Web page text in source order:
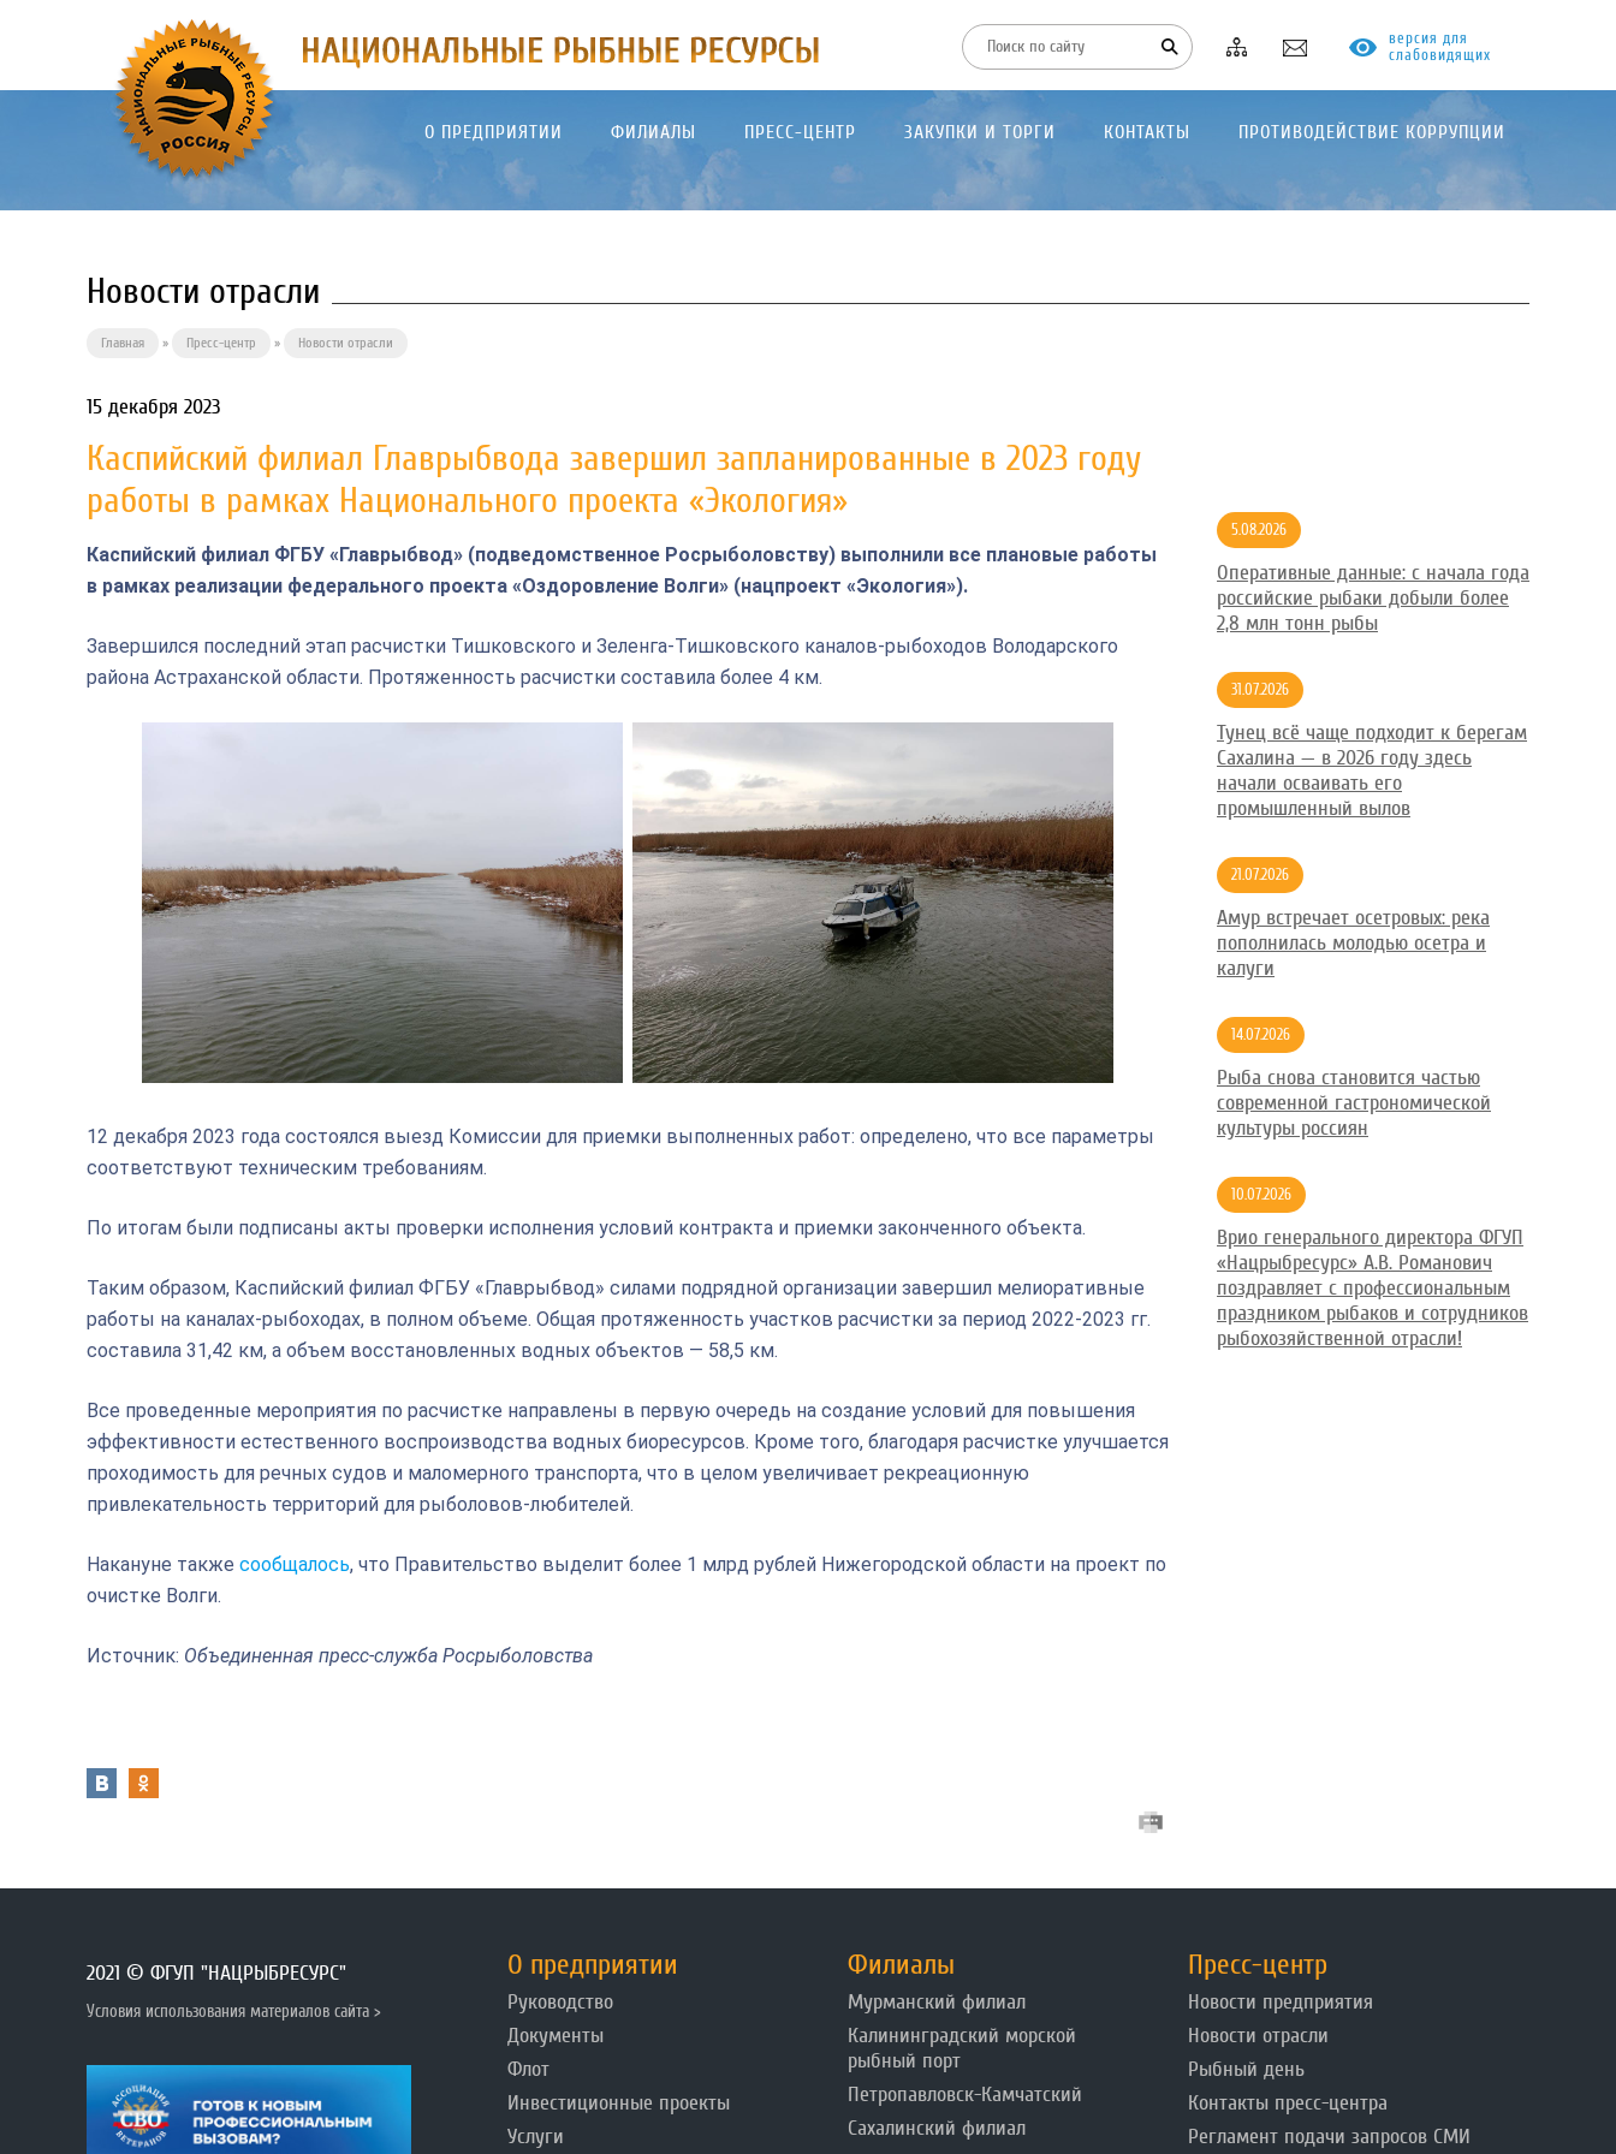
версия для
слабовидящих
О ПРЕДПРИЯТИИ ФИЛИАЛЫ ПРЕСС-ЦЕНТР ЗАКУПКИ И ТОРГИ КОНТАКТЫ ПРОТИВОДЕЙСТВИЕ КОРРУПЦИИ
Новости отрасли
Главная » Пресс-центр » Новости отрасли
15 декабря 2023
Каспийский филиал Главрыбвода завершил запланированные в 2023 году
работы в рамках Национального проекта «Экология»
Каспийский филиал ФГБУ «Главрыбвод» (подведомственное Росрыболовству) выполнили все плановые работы
в рамках реализации федерального проекта «Оздоровление Волги» (нацпроект «Экология»).
Завершился последний этап расчистки Тишковского и Зеленга-Тишковского каналов-рыбоходов Володарского
района Астраханской области. Протяженность расчистки составила более 4 км.
12 декабря 2023 года состоялся выезд Комиссии для приемки выполненных работ: определено, что все параметры
соответствуют техническим требованиям.
По итогам были подписаны акты проверки исполнения условий контракта и приемки законченного объекта.
Таким образом, Каспийский филиал ФГБУ «Главрыбвод» силами подрядной организации завершил мелиоративные
работы на каналах-рыбоходах, в полном объеме. Общая протяженность участков расчистки за период 2022-2023 гг.
составила 31,42 км, а объем восстановленных водных объектов — 58,5 км.
Все проведенные мероприятия по расчистке направлены в первую очередь на создание условий для повышения
эффективности естественного воспроизводства водных биоресурсов. Кроме того, благодаря расчистке улучшается
проходимость для речных судов и маломерного транспорта, что в целом увеличивает рекреационную
привлекательность территорий для рыболовов-любителей.
Накануне также сообщалось, что Правительство выделит более 1 млрд рублей Нижегородской области на проект по
очистке Волги.
Источник: Объединенная пресс-служба Росрыболовства
5.08.2026
Оперативные данные: с начала года
российские рыбаки добыли более
2,8 млн тонн рыбы
31.07.2026
Тунец всё чаще подходит к берегам
Сахалина — в 2026 году здесь
начали осваивать его
промышленный вылов
21.07.2026
Амур встречает осетровых: река
пополнилась молодью осетра и
калуги
14.07.2026
Рыба снова становится частью
современной гастрономической
культуры россиян
10.07.2026
Врио генерального директора ФГУП
«Нацрыбресурс» А.В. Романович
поздравляет с профессиональным
праздником рыбаков и сотрудников
рыбохозяйственной отрасли!
2021 © ФГУП "НАЦРЫБРЕСУРС"
Условия использования материалов сайта >
О предприятии
Руководство
Документы
Флот
Инвестиционные проекты
Услуги
Филиалы
Мурманский филиал
Калининградский морской
рыбный порт
Петропавловск-Камчатский
Сахалинский филиал
Пресс-центр
Новости предприятия
Новости отрасли
Рыбный день
Контакты пресс-центра
Регламент подачи запросов СМИ